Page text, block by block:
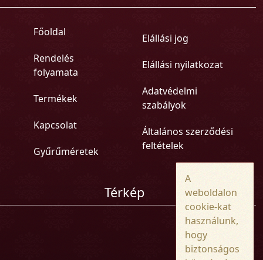
Főoldal
Rendelés
folyamata
Termékek
Kapcsolat
Gyűrűméretek
Elállási jog
Elállási nyilatkozat
Adatvédelmi
szabályok
Általános szerződési
feltételek
Térkép
A
weboldalon
cookie-kat
használunk,
hogy
biztonságos